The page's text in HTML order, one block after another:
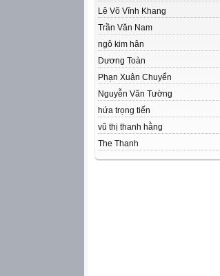
Lê Võ Vĩnh Khang
Trần Văn Nam
ngô kim hân
Dương Toàn
Phạn Xuân Chuyển
Nguyễn Văn Tường
hứa trọng tiến
vũ thị thanh hằng
The Thanh